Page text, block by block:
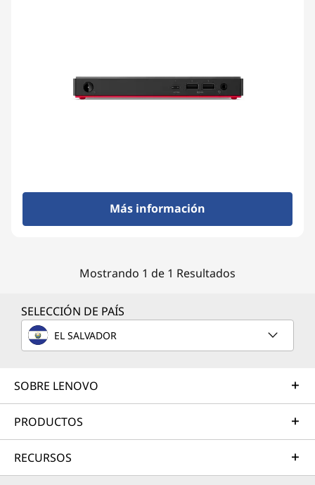
Más información
Mostrando 1 de 1 Resultados
SELECCIÓN DE PAÍS
EL SALVADOR
SOBRE LENOVO
PRODUCTOS
RECURSOS